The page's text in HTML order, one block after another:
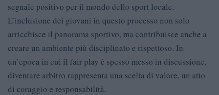
segnale positivo per il mondo dello sport locale.
L’inclusione dei giovani in questo processo non solo
arricchisce il panorama sportivo, ma contribuisce anche a
creare un ambiente più disciplinato e rispettoso. In
un’epoca in cui il fair play è spesso messo in discussione,
diventare arbitro rappresenta una scelta di valore, un atto
di coraggio e responsabilità.